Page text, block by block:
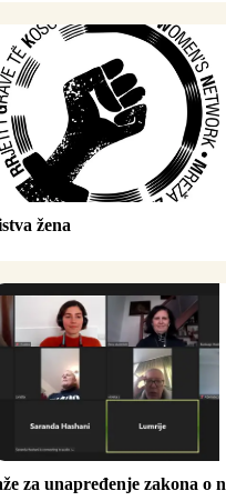
žena
za unapređenje zakona o